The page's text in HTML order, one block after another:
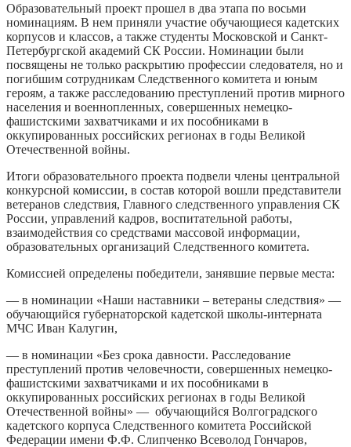
Образовательный проект прошел в два этапа по восьми
номинациям. В нем приняли участие обучающиеся кадетских
корпусов и классов, а также студенты Московской и Санкт-
Петербургской академий СК России. Номинации были
посвящены не только раскрытию профессии следователя, но и
погибшим сотрудникам Следственного комитета и юным
героям, а также расследованию преступлений против мирного
населения и военнопленных, совершенных немецко-
фашистскими захватчиками и их пособниками в
оккупированных российских регионах в годы Великой
Отечественной войны.
Итоги образовательного проекта подвели члены центральной
конкурсной комиссии, в состав которой вошли представители
ветеранов следствия, Главного следственного управления СК
России, управлений кадров, воспитательной работы,
взаимодействия со средствами массовой информации,
образовательных организаций Следственного комитета.
Комиссией определены победители, занявшие первые места:
— в номинации «Наши наставники – ветераны следствия» —
обучающийся губернаторской кадетской школы-интерната
МЧС Иван Калугин,
— в номинации «Без срока давности. Расследование
преступлений против человечности, совершенных немецко-
фашистскими захватчиками и их пособниками в
оккупированных российских регионах в годы Великой
Отечественной войны» — обучающийся Волгоградского
кадетского корпуса Следственного комитета Российской
Федерации имени Ф.Ф. Слипченко Всеволод Гончаров,